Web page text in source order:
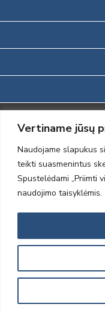
Vertiname jūsų
Naudojame slapukus
teikti suasmenintus
Spustelėdami „Priimti
naudojimo taisyklėmis.
Portalas sukurtas
ekonominės erdvės ir
finansuojamą paprojektį
„LOD visuomeninės /
formavimas įtraukiant
(paprojekčio
įgyvendinimo sutarties
2012 © Lietuvos